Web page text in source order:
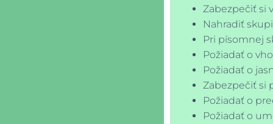
Zabezpečiť si
Nahradiť
Pri písomnej
Požiadať o
Požiadať o
Zabezpečiť si
Požiadať o
Požiadať o